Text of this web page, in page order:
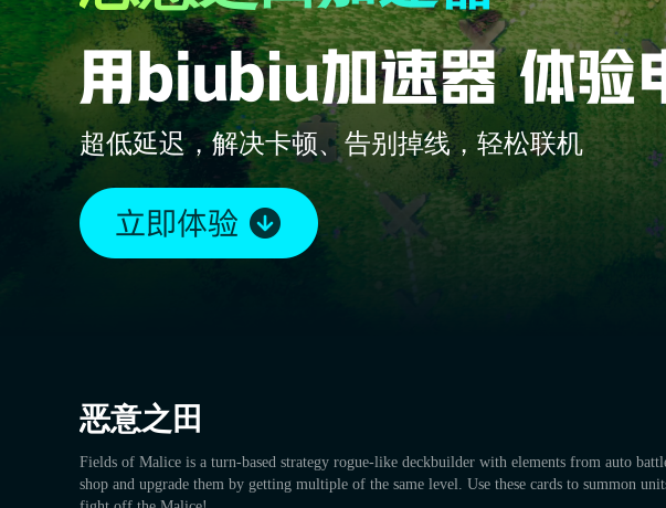
超低延迟，解决卡顿、告别掉线，轻松联机
恶意之田
Fields of Malice is a turn-based strategy rogue-like deckbuilder with elements from auto
shop and upgrade them by getting multiple of the same level. Use these cards to summon